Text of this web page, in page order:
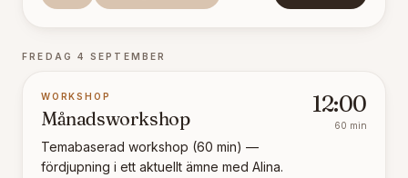
FREDAG 4 SEPTEMBER
WORKSHOP
Månadsworkshop
Temabaserad workshop (60 min) —
fördjupning i ett aktuellt ämne med Alina.
12:00
60 min